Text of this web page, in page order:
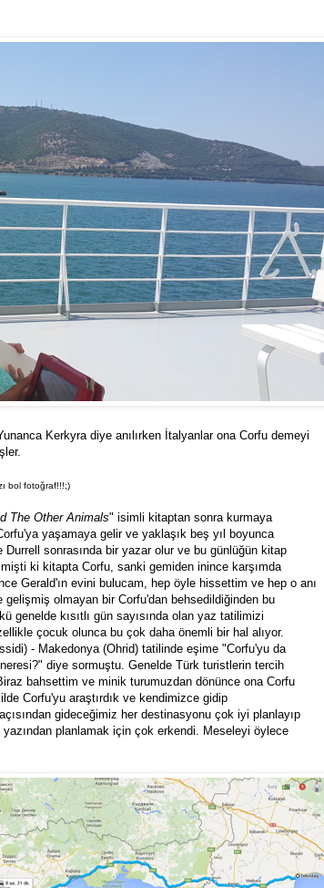
Kerkyra diye anılırken İtalyanlar ona Corfu demeyi
bol fotoğraf!!!;)
The Other Animals" isimli kitaptan sonra kurmaya
yaşamaya gelir ve yaklaşık beş yıl boyunca
Durrell sonrasında bir yazar olur ve bu günlüğün kitap
ki kitapta Corfu, sanki gemiden inince karşımda
Gerald'ın evini bulucam, hep öyle hissettim ve hep o anı
olmayan bir Corfu'dan behsedildiğinden bu
genelde kısıtlı gün sayısında olan yaz tatilimizi
çocuk olunca bu çok daha önemli bir hal alıyor.
- Makedonya (Ohrid) tatilinde eşime "Corfu'yu da
diye sormuştu. Genelde Türk turistlerin tercih
bahsettim ve minik turumuzdan dönünce ona Corfu
Corfu'yu araştırdık ve kendimizce gidip
gideceğimiz her destinasyonu çok iyi planlayıp
planlamak için çok erkendi. Meseleyi öylece